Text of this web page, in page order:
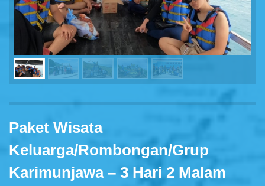
Paket Wisata
Keluarga/Rombongan/Grup
Karimunjawa – 3 Hari 2 Malam